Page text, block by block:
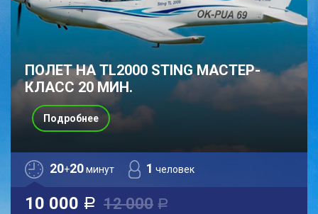
ПОЛЕТ НА TL2000 STING МАСТЕР-
КЛАСС 20 МИН.
20+20минут 1 человек
10 000 a 12 000 a
Подробнее